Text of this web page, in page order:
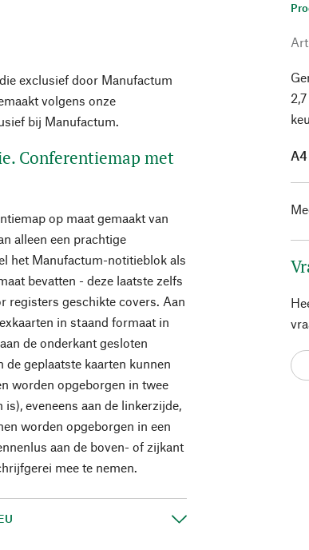
exclusief door Manufactum
volgens onze
bij Manufactum.
Conferentiemap met
op maat gemaakt van
alleen een prachtige
het Manufactum-notitieblok als
bevatten - deze laatste zelfs
registers geschikte covers. Aan
in staand formaat in
de onderkant gesloten
de geplaatste kaarten kunnen
worden opgeborgen in twee
eveneens aan de linkerzijde,
worden opgeborgen in een
aan de boven- of zijkant
mee te nemen.